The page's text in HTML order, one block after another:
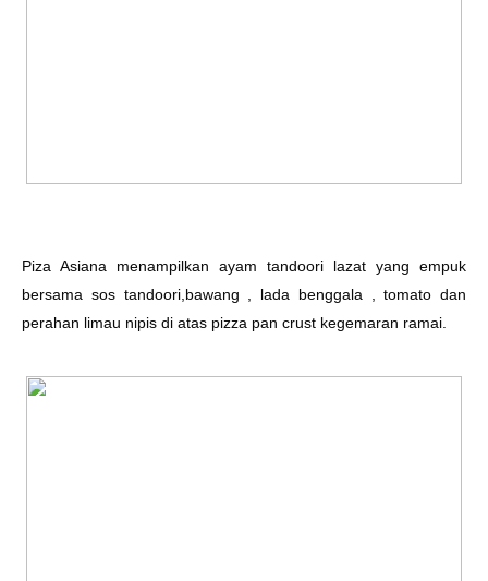
Piza Asiana menampilkan ayam tandoori lazat yang empuk
bersama sos tandoori,bawang , lada benggala , tomato dan
perahan limau nipis di atas pizza pan crust kegemaran ramai.